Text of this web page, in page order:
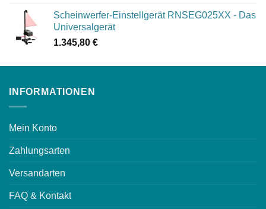
Scheinwerfer-Einstellgerät RNSEG025XX - Das
Universalgerät
1.345,80 €
INFORMATIONEN
Mein Konto
Zahlungsarten
Versandarten
FAQ & Kontakt